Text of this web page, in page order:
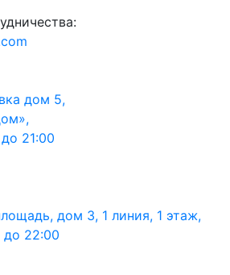
дом 5,
21:00
дом 3, 1 линия, 1 этаж,
до 22:00